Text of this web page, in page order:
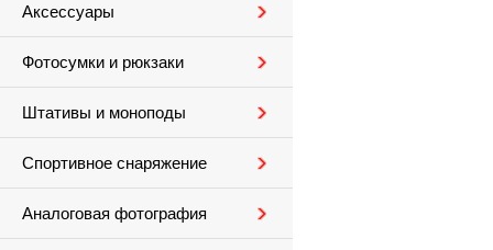
Аксессуары
Фотосумки и рюкзаки
Штативы и моноподы
Спортивное снаряжение
Аналоговая фотография